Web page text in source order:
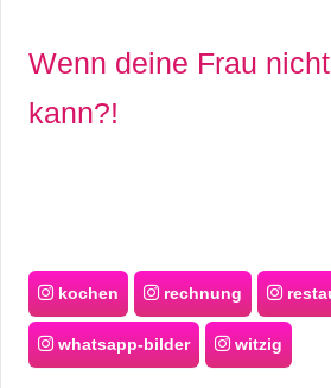
Wenn deine Frau
kann?!
kochen rechnung
whatsapp-bilder witzig